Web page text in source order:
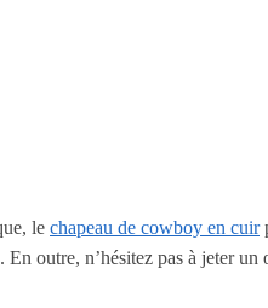
lechapeau de cowboy en cuir
En outre, n’hésitez pas à jeter